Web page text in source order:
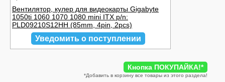
Вентилятор, кулер для видеокарты Gigabyte
1050ti 1060 1070 1080 mini ITX p/n:
PLD09210S12HH (85mm, 4pin, 2pcs)
Уведомить о поступлении
Кнопка ПОКУПАЙКА!*
*Добавить в корзину все товары из этого раздела!